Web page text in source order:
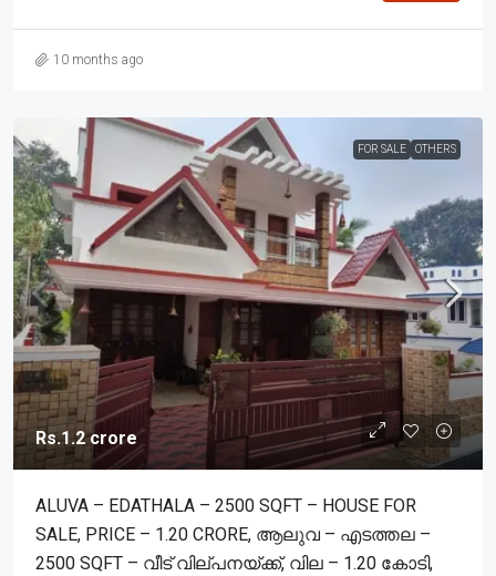
10 months ago
FOR SALE OTHERS
Rs.1.2 crore
ALUVA – EDATHALA – 2500 SQFT – HOUSE FOR
SALE, PRICE – 1.20 CRORE, ആലുവ – എടത്തല –
2500 SQFT – വീട് വില്പനയ്ക്ക്, വില – 1.20 കോടി,